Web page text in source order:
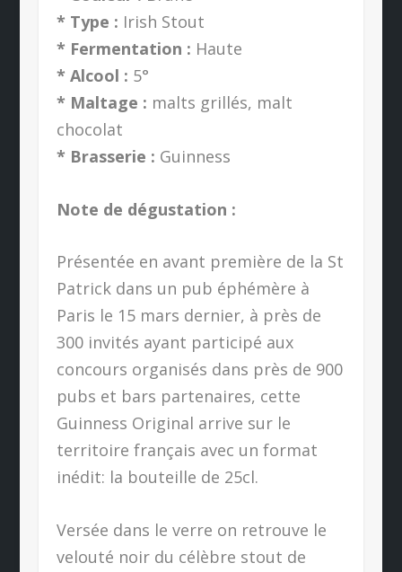
* Type : Irish Stout
* Fermentation : Haute
* Alcool : 5°
* Maltage : malts grillés, malt
chocolat
* Brasserie : Guinness
Note de dégustation :
Présentée en avant première de la St
Patrick dans un pub éphémère à
Paris le 15 mars dernier, à près de
300 invités ayant participé aux
concours organisés dans près de 900
pubs et bars partenaires, cette
Guinness Original arrive sur le
territoire français avec un format
inédit: la bouteille de 25cl.
Versée dans le verre on retrouve le
velouté noir du célèbre stout de